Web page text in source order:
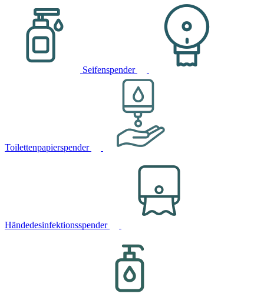
Seifenspender
Toilettenpapierspender
Händedesinfektionsspender